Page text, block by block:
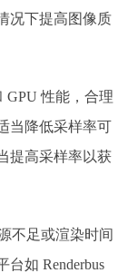
况下提高图像质
GPU 性能，合理
当降低采样率可
提高采样率以获
不足或渲染时间
如 Renderbus